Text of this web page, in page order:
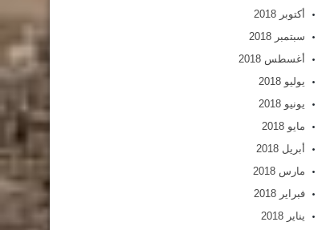
أكتوبر 2018
سبتمبر 2018
أغسطس 2018
يوليو 2018
يونيو 2018
مايو 2018
أبريل 2018
مارس 2018
فبراير 2018
يناير 2018